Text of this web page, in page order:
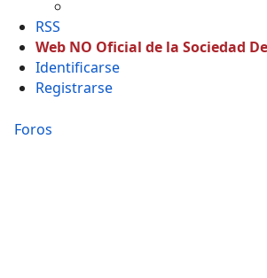
RSS
Web NO Oficial de la Sociedad
Identificarse
Registrarse
Foros